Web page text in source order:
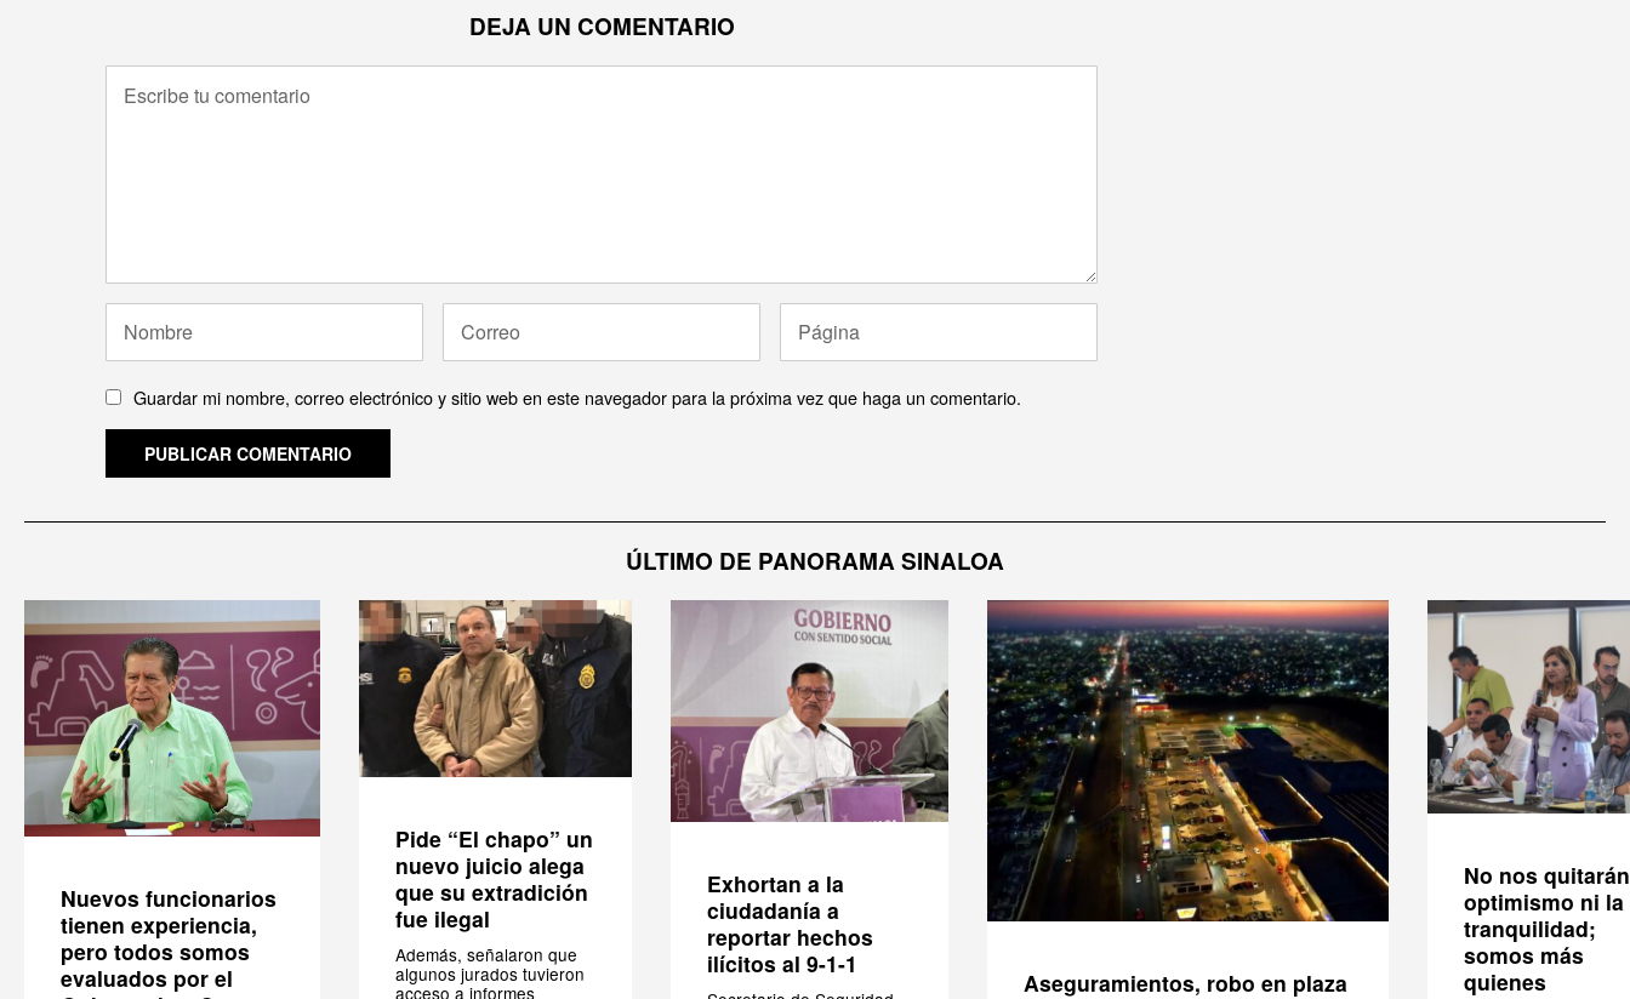
DEJA UN COMENTARIO
Guardar mi nombre, correo electrónico y sitio web en este navegador para la próxima vez que haga un comentario.
ÚLTIMO DE PANORAMA SINALOA
Nuevos funcionarios
tienen experiencia,
pero todos somos
evaluados por el
Pide “El chapo” un
nuevo juicio alega
que su extradición
fue ilegal
Además, señalaron que
algunos jurados tuvieron
acceso a informes
Exhortan a la
ciudadanía a
reportar hechos
ilícitos al 9-1-1
Aseguramientos, robo en plaza
No nos
optimismo ni la
tranquilidad;
somos más
quienes